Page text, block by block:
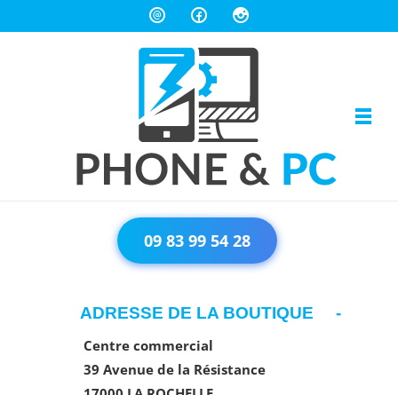
PHONE & PC
Réparation téléphone et ordinateur sur La Rochelle
09 83 99 54 28
ADRESSE DE LA BOUTIQUE
Centre commercial
39 Avenue de la Résistance